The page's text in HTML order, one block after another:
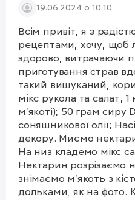
19.06.2024 о 10:10
Всім привіт, я з
рецептами, хочу, щоб
здорово, витрачаючи
приготування страв
такий вишуканий, корисний
мікс рукола та салат;
м'якоті); 50 грам сиру
соняшникової олії;
декору. Миємо нектарин, зелень, висушуємо.
На низ кладемо мікс
Нектарин розрізаємо
знімаємо м'якоть з
дольками, як на фото.